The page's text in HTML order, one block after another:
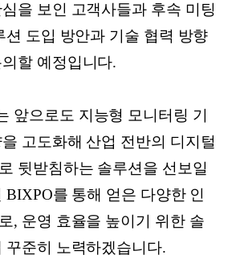
을 보인 고객사들과 후속 미팅
션 도입 방안과 기술 협력 방향
할 예정입니다.
앞으로도 지능형 모니터링 기
고도화해 산업 전반의 디지털
뒷받침하는 솔루션을 선보일
BIXPO를 통해 얻은 다양한 인
, 운영 효율을 높이기 위한 솔
꾸준히 노력하겠습니다.